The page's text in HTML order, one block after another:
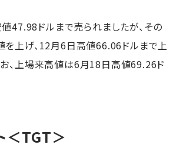
47.98ドルまで売られましたが、その
を上げ、12月6日高値66.06ドルまで上
お、上場来高値は6月18日高値69.26ド
＜TGT＞